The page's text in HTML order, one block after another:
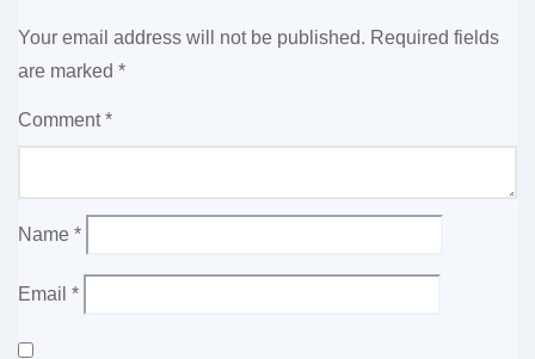
Your email address will not be published. Required fields
are marked *
Comment*
Name *
Email *